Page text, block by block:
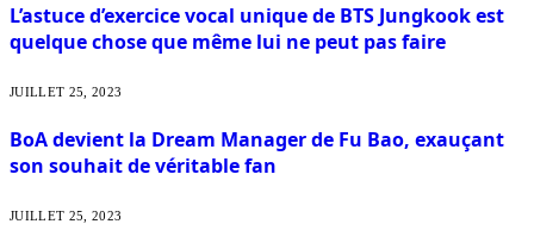
L’astuce d’exercice vocal unique de BTS Jungkook est
quelque chose que même lui ne peut pas faire
JUILLET 25, 2023
BoA devient la Dream Manager de Fu Bao, exauçant
son souhait de véritable fan
JUILLET 25, 2023